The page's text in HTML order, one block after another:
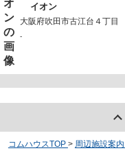
イオン
大阪府吹田市古江台４丁目
-
コムハウスTOP > 周辺施設案内